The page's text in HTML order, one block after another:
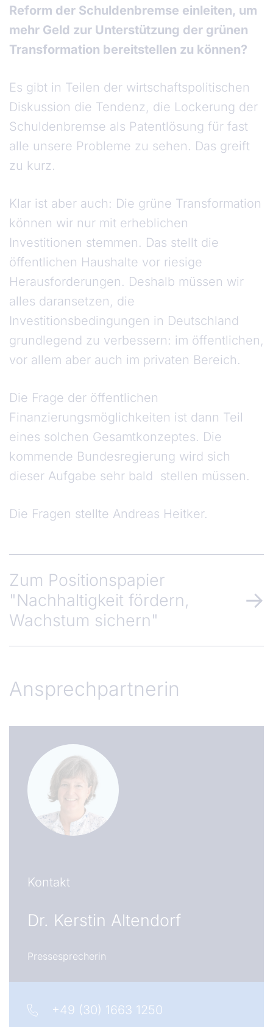
Reform der Schuldenbremse einleiten, um
mehr Geld zur Unterstützung der grünen
Transformation bereitstellen zu können?
Es gibt in Teilen der wirtschaftspolitischen
Diskussion die Tendenz, die Lockerung der
Schuldenbremse als Patentlösung für fast
alle unsere Probleme zu sehen. Das greift
zu kurz.
Klar ist aber auch: Die grüne Transformation
können wir nur mit erheblichen
Investitionen stemmen. Das stellt die
öffentlichen Haushalte vor riesige
Herausforderungen. Deshalb müssen wir
alles daransetzen, die
Investitionsbedingungen in Deutschland
grundlegend zu verbessern: im öffentlichen,
vor allem aber auch im privaten Bereich.
Die Frage der öffentlichen
Finanzierungsmöglichkeiten ist dann Teil
eines solchen Gesamtkonzeptes. Die
kommende Bundesregierung wird sich
dieser Aufgabe sehr bald stellen müssen.
Die Fragen stellte Andreas Heitker.
Zum Positionspapier
"Nachhaltigkeit fördern,
Wachstum sichern"
Ansprechpartnerin
Kontakt
Dr. Kerstin Altendorf
Pressesprecherin
+49 (30) 1663 1250